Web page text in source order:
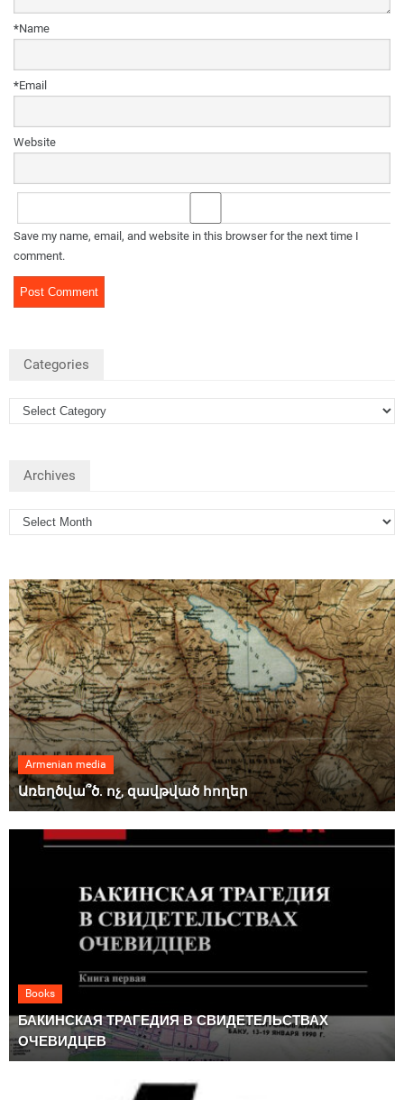
Name
*
Email
*
Website
Save my name, email, and website in this browser for the next time I
comment.
Categories
Archives
Armenian media
Առեղծվա՞ծ. ոչ, զավթված հողեր
Books
БАКИНСКАЯ ТРАГЕДИЯ В СВИДЕТЕЛЬСТВАХ
ОЧЕВИДЦЕВ